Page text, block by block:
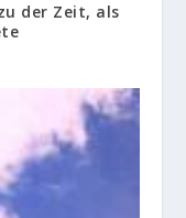
der Zeit, als